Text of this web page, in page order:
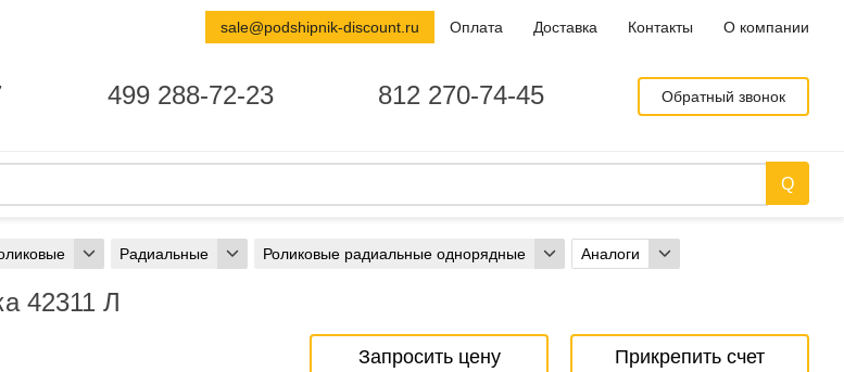
Радиальные Роликовые радиальные однорядные Аналоги
42311 Л
Запросить цену Прикрепить счет
499 288-72-23 812 270-74-45 Обратный звонок
sale@podshipnik-discount.ru Оплата Доставка Контакты О компании